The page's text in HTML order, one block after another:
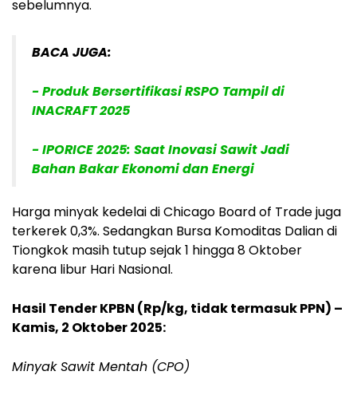
sebelumnya.
BACA JUGA:
- Produk Bersertifikasi RSPO Tampil di
INACRAFT 2025
- IPORICE 2025: Saat Inovasi Sawit Jadi
Bahan Bakar Ekonomi dan Energi
Harga minyak kedelai di Chicago Board of Trade juga
terkerek 0,3%. Sedangkan Bursa Komoditas Dalian di
Tiongkok masih tutup sejak 1 hingga 8 Oktober
karena libur Hari Nasional.
Hasil Tender KPBN (Rp/kg, tidak termasuk PPN) –
Kamis, 2 Oktober 2025:
Minyak Sawit Mentah (CPO)